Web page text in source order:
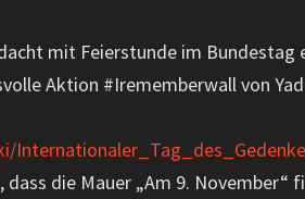
mit Feierstunde im Bundestag
Aktion #Irememberwall von
die Mauer „Am 9. November“